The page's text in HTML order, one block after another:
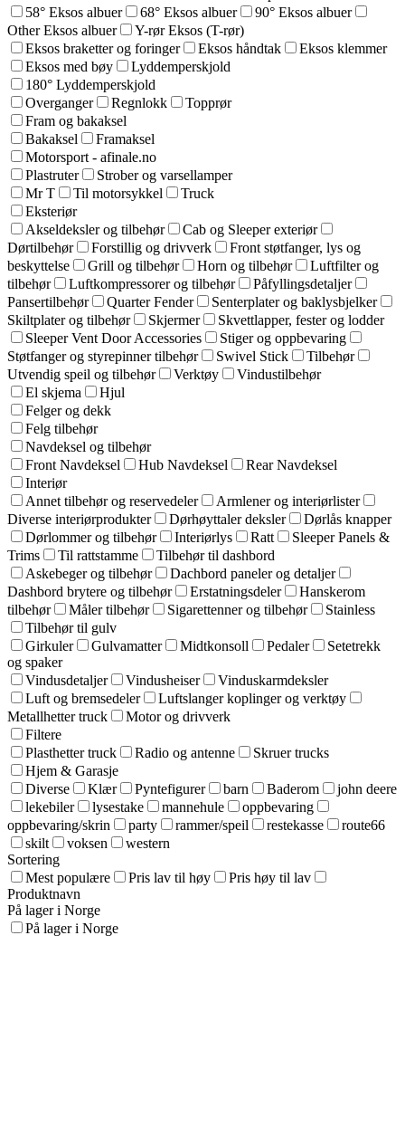
58° Eksos albuer
68° Eksos albuer
90° Eksos albuer
Other Eksos albuer
Y-rør Eksos (T-rør)
Eksos braketter og foringer
Eksos håndtak
Eksos klemmer
Eksos med bøy
Lyddemperskjold
180° Lyddemperskjold
Overganger
Regnlokk
Topprør
Fram og bakaksel
Bakaksel
Framaksel
Motorsport - afinale.no
Plastruter
Strober og varsellamper
Mr T
Til motorsykkel
Truck
Eksteriør
Akseldeksler og tilbehør
Cab og Sleeper exteriør
Dørtilbehør
Forstillig og drivverk
Front støtfanger, lys og
beskyttelse
Grill og tilbehør Horn og tilbehør
Luftfilter og
tilbehør
Luftkompressorer og tilbehør
Påfyllingsdetaljer
Pansertilbehør
Quarter Fender
Senterplater og baklysbjelker
Skiltplater og tilbehør
Skjermer
Skvettlapper, fester og lodder
Sleeper Vent Door Accessories
Stiger og oppbevaring
Støtfanger og styrepinner tilbehør
Swivel Stick
Tilbehør
Utvendig speil og tilbehør
Verktøy
Vindustilbehør
El skjema
Hjul
Felger og dekk
Felg tilbehør
Navdeksel og tilbehør
Front Navdeksel
Hub Navdeksel
Rear Navdeksel
Interiør
Annet tilbehør og reservedeler
Armlener og interiørlister
Diverse interiørprodukter
Dørhøyttaler deksler
Dørlås knapper
Dørlommer og tilbehør
Interiørlys Ratt
Sleeper Panels &
Trims
Til rattstamme
Tilbehør til dashbord
Askebeger og tilbehør
Dachbord paneler og detaljer
Dashbord brytere og tilbehør
Erstatningsdeler
Hanskerom
tilbehør
Måler tilbehør Sigarettenner og tilbehør
Stainless
Tilbehør til gulv
Girkuler
Gulvamatter Midtkonsoll Pedaler
Setetrekk
og spaker
Vindusdetaljer
Vindusheiser
Vinduskarmdeksler
Luft og bremsedeler
Luftslanger koplinger og verktøy
Metallhetter truck
Motor og drivverk
Filtere
Plasthetter truck
Radio og antenne
Skruer trucks
Hjem & Garasje
Diverse
Klær Pyntefigurer barn Baderom
john deere
lekebiler
lysestake mannehule
oppbevaring
oppbevaring/skrin
party rammer/speil restekasse
route66
skilt
voksen
western
Sortering
Mest populære
Pris lav til høy
Pris høy til lav
Produktnavn
På lager i Norge
På lager i Norge